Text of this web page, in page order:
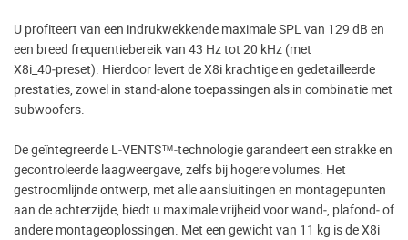
U profiteert van een indrukwekkende maximale SPL van 129 dB en
een breed frequentiebereik van 43 Hz tot 20 kHz (met
X8i_40‑preset). Hierdoor levert de X8i krachtige en gedetailleerde
prestaties, zowel in stand‑alone toepassingen als in combinatie met
subwoofers.
De geïntegreerde L‑VENTS™‑technologie garandeert een strakke en
gecontroleerde laagweergave, zelfs bij hogere volumes. Het
gestroomlijnde ontwerp, met alle aansluitingen en montagepunten
aan de achterzijde, biedt u maximale vrijheid voor wand‑, plafond‑ of
andere montageoplossingen. Met een gewicht van 11 kg is de X8i